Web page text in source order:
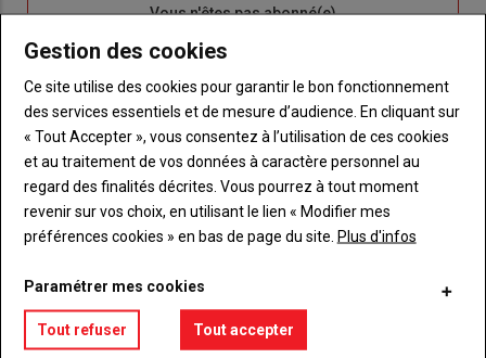
Sous-
Vous n'êtes pas abonné(e)
TITRE CRÉEZ UN COMPTE
BodyChoisissez votre formule et créez votre
compte pour accéder à tout {nom-site}.
Lien Créez un compte
Gestion des cookies
Ce site utilise des cookies pour garantir le bon fonctionnement
des services essentiels et de mesure d’audience. En cliquant sur
« Tout Accepter », vous consentez à l’utilisation de ces cookies
et au traitement de vos données à caractère personnel au
regard des finalités décrites. Vous pourrez à tout moment
revenir sur vos choix, en utilisant le lien « Modifier mes
préférences cookies » en bas de page du site. Plus d'infos
Paramétrer mes cookies
Tout refuser Tout accepter